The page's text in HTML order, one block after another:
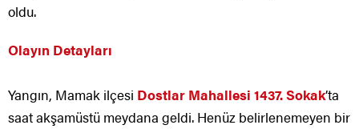
oldu.
Olayın Detayları
Yangın, Mamak ilçesi Dostlar Mahallesi 1437. Sokak’ta
saat akşamüstü meydana geldi. Henüz belirlenemeyen bir